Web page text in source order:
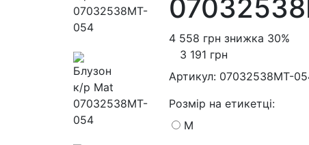
4 558 грн знижка 30%
3 191 грн
Артикул: 07032538MT-
Розмiр на етикетці:
M